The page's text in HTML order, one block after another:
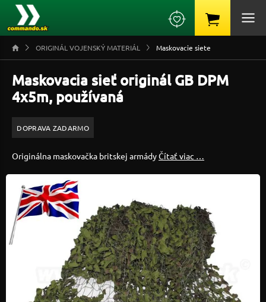
ORIGINÁL VOJENSKÝ MATERIÁL Maskovacie siete
Maskovacia sieť originál GB DPM
4x5m, používaná
DOPRAVA ZADARMO
Originálna maskovačka britskej armádyČítať viac …